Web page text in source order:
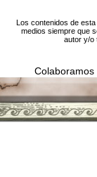
Los contenidos de
medios siempre que
autor y/o